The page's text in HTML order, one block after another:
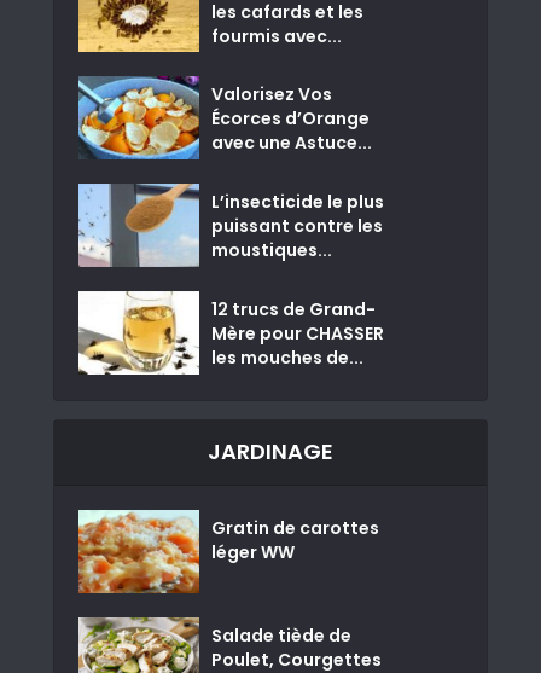
les cafards et les
fourmis avec...
Valorisez Vos
Écorces d’Orange
avec une Astuce...
L’insecticide le plus
puissant contre les
moustiques...
12 trucs de Grand-
Mère pour CHASSER
les mouches de...
JARDINAGE
Gratin de carottes
léger WW
Salade tiède de
Poulet, Courgettes